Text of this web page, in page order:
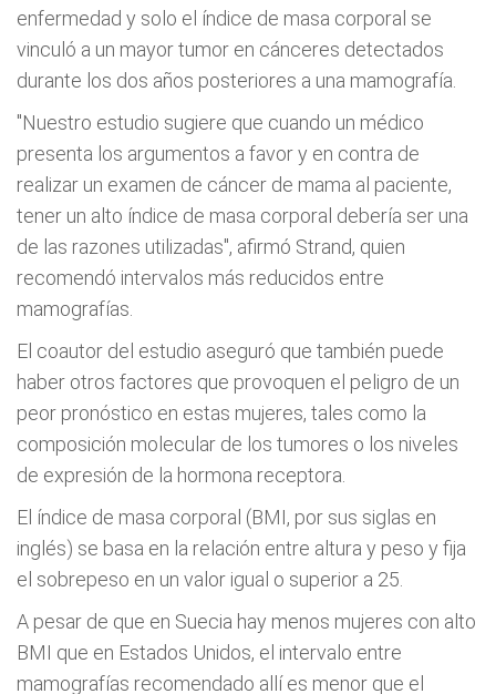
enfermedad y solo el índice de masa corporal se
vinculó a un mayor tumor en cánceres detectados
durante los dos años posteriores a una mamografía.
"Nuestro estudio sugiere que cuando un médico
presenta los argumentos a favor y en contra de
realizar un examen de cáncer de mama al paciente,
tener un alto índice de masa corporal debería ser una
de las razones utilizadas", afirmó Strand, quien
recomendó intervalos más reducidos entre
mamografías.
El coautor del estudio aseguró que también puede
haber otros factores que provoquen el peligro de un
peor pronóstico en estas mujeres, tales como la
composición molecular de los tumores o los niveles
de expresión de la hormona receptora.
El índice de masa corporal (BMI, por sus siglas en
inglés) se basa en la relación entre altura y peso y fija
el sobrepeso en un valor igual o superior a 25.
A pesar de que en Suecia hay menos mujeres con alto
BMI que en Estados Unidos, el intervalo entre
mamografías recomendado allí es menor que el